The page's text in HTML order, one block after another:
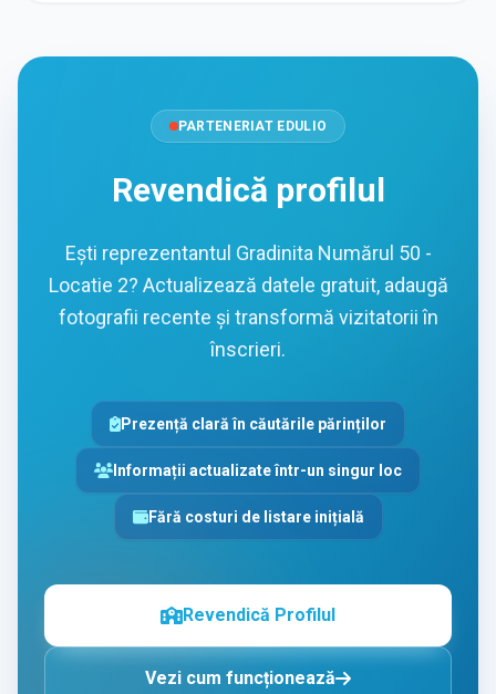
PARTENERIAT EDULIO
Revendică profilul
Ești reprezentantul Gradinita Numărul 50 -
Locatie 2? Actualizează datele gratuit, adaugă
fotografii recente și transformă vizitatorii în
înscrieri.
Prezență clară în căutările părinților
Informații actualizate într-un singur loc
Fără costuri de listare inițială
Revendică Profilul
Vezi cum funcționează